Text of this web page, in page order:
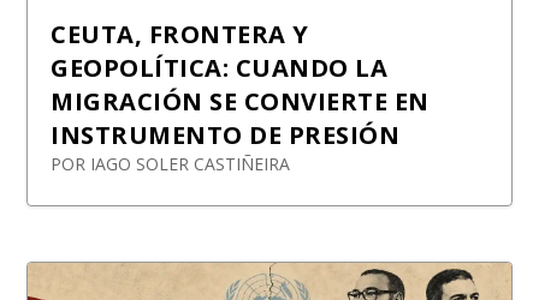
CEUTA, FRONTERA Y
GEOPOLÍTICA: CUANDO LA
MIGRACIÓN SE CONVIERTE EN
INSTRUMENTO DE PRESIÓN
POR IAGO SOLER CASTIÑEIRA